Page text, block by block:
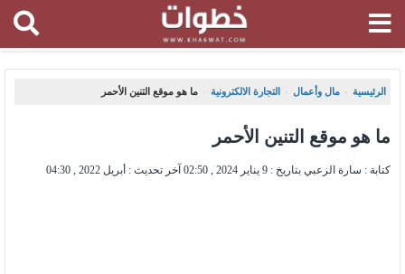
الرئيسية ، مال وأعمال ، التجارة الالكترونية ، ما هو موقع التنين الأحمر
ما هو موقع التنين الأحمر
كتابة : سارة الزعبي بتاريخ : 9 يناير 2024 , 02:50 آخر تحديث : أبريل 2022 , 04:30